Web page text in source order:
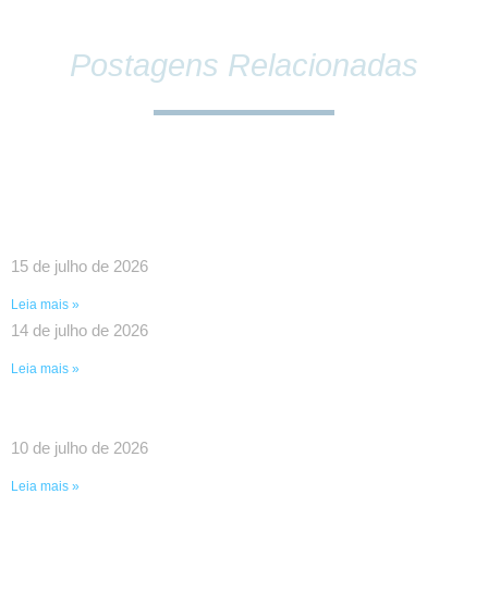
Postagens Relacionadas
15 de julho de 2026
Leia mais »
14 de julho de 2026
Leia mais »
10 de julho de 2026
Leia mais »